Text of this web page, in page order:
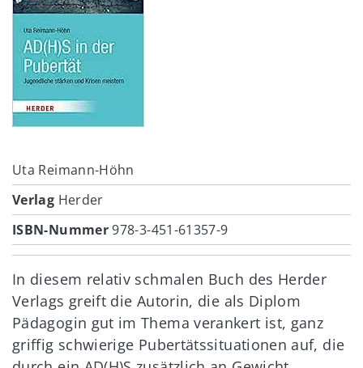
Uta Reimann-Höhn
Verlag Herder
ISBN-Nummer978-3-451-61357-9
In diesem relativ schmalen Buch des Herder
Verlags greift die Autorin, die als Diplom
Pädagogin gut im Thema verankert ist, ganz
griffig schwierige Pubertätssituationen auf, die